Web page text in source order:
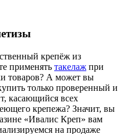
крепёж из
применять такелаж при
товаров? А может вы
только проверенный и
касающийся всех
крепежа? Значит, вы
«Ивалис Креп» вам
на продаже